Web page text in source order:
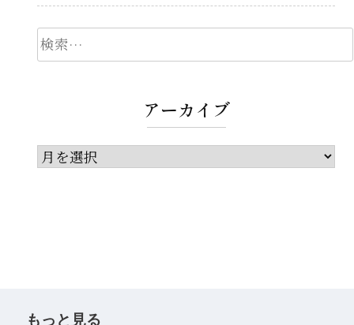
検
索
アーカイブ
ア
もっと見る